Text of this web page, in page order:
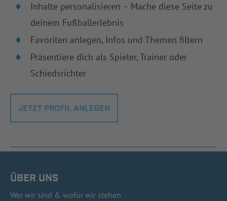
Inhalte personalisieren – Mache diese Seite zu
deinem Fußballerlebnis
Favoriten anlegen, Infos und Themen filtern
Präsentiere dich als Spieler, Trainer oder
Schiedsrichter
JETZT PROFIL ANLEGEN
ÜBER UNS
Wer wir sind & wofür wir stehen